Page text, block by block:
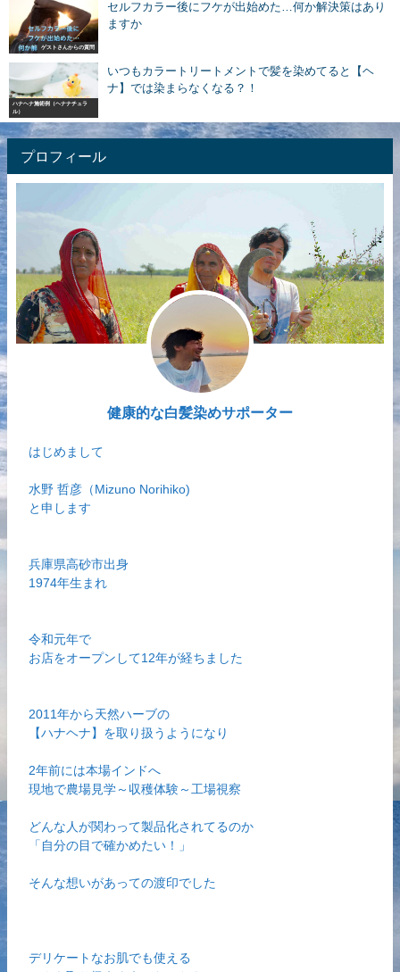
ゲストさんからの質問
セルフカラー後にフケが出始めた…何か解決策はあり
ますか
ハナヘナ施術例（ヘナナチュラ
ル）
いつもカラートリートメントで髪を染めてると【ヘ
ナ】では染まらなくなる？！
プロフィール
健康的な白髪染めサポーター
はじめまして
水野 哲彦（Mizuno Norihiko)
と申します
兵庫県高砂市出身
1974年生まれ
令和元年で
お店をオープンして12年が経ちました
2011年から天然ハーブの
【ハナヘナ】を取り扱うようになり
2年前には本場インドへ
現地で農場見学～収穫体験～工場視察
どんな人が関わって製品化されてるのか
「自分の目で確かめたい！」
そんな想いがあっての渡印でした
デリケートなお肌でも使える